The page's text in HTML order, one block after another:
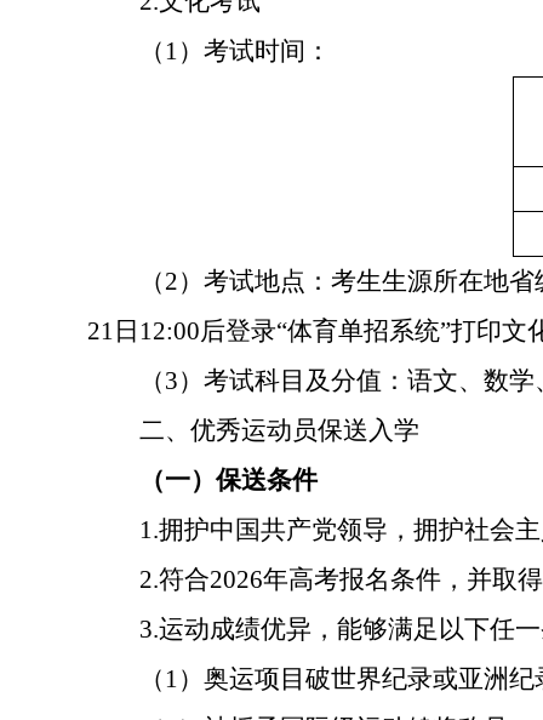
（ 1）考试时间：
（2）考试地点：考生生源所在地
21 日 12:00后登录“体育单招系统”打印文
（3）考试科目及分值：语文、数
二、优秀运动员保送入学
（一）保送条件
1.拥护中国共产党领导，拥护社会
2.符合2026年高考报名条件，并取
3.运动成绩优异，能够满足以下任一
（ 1）奥运项目破世界纪录或亚洲纪